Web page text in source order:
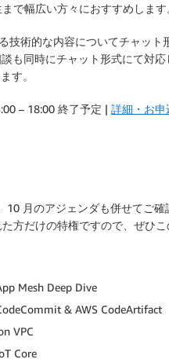
で幅広い方々におすすめします
技術的な内容についてチャット
も同時にチャット形式にて対応
す。
– 18:00 終了予定 | 詳細・お
10 月のアジェンダも併せてご
方だけの特権ですので、ぜひこ
Mesh Deep Dive
& AWS CodeArtifact
VPC
Core